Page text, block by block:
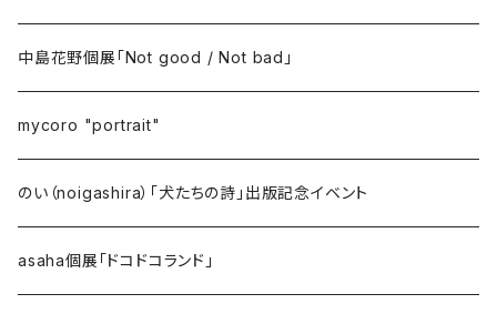
中島花野個展「Not good / Not bad」
mycoro "portrait"
のい（noigashira）「犬たちの詩」出版記念イベント
asaha個展「ドコドコランド」